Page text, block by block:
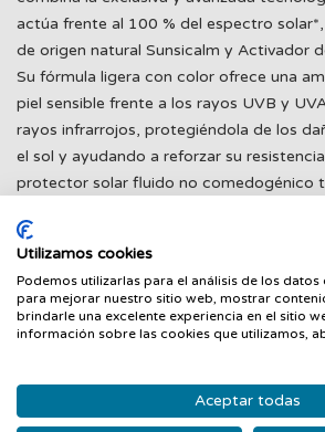
actúa frente al 100 % del espectro
de origen natural Sunsicalm y Activador
Su fórmula ligera con color ofrece una
piel sensible frente a los rayos UVB y
rayos infrarrojos, protegiéndola de los
el sol y ayudando a reforzar su
protector solar fluido no comedogénico
se calma y, al estimular su proceso
adquiere un bronceado luminoso.
Este protector solar Lancaster, limpio y
océano, caracterizado por su fórmula no
de transferencia, es muy fácil de aplicar y
piel y proporciona una sensación
par que controla el aspecto brillante de
Utilizamos cookies
Podemos utilizarlas para el análisis de los datos
para mejorar nuestro sitio web, mostrar
brindarle una excelente experiencia en el sitio
información sobre las cookies que utilizamos,
Aceptar todas